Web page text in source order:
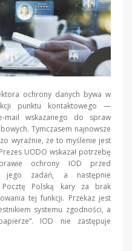
ochrony danych bywa w
punktu kontaktowego —
mail wskazanego do spraw
Tymczasem najnowsze
wyraźnie, że to myślenie jest
UODO wskazał potrzebę
ochrony IOD przed
jego zadań, a następnie
Polską kary za brak
tej funkcji. Przekaz jest
systemu zgodności, a
IOD nie zastępuje